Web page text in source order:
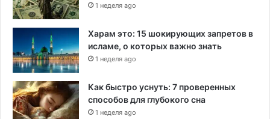
1 неделя ago
Харам это: 15 шокирующих запретов в
исламе, о которых важно знать
1 неделя ago
Как быстро уснуть: 7 проверенных
способов для глубокого сна
1 неделя ago